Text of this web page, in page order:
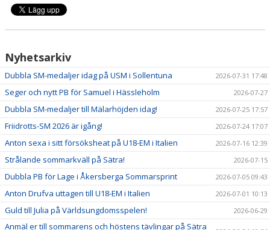
Nyhetsarkiv
Dubbla SM-medaljer idag på USM i Sollentuna 2026-07-31 17:48
Seger och nytt PB för Samuel i Hässleholm 2026-07-27
Dubbla SM-medaljer till Mälarhöjden idag! 2026-07-25 17:57
Friidrotts-SM 2026 är igång! 2026-07-24 17:07
Anton sexa i sitt försöksheat på U18-EM i Italien 2026-07-16 12:39
Strålande sommarkväll på Sätra! 2026-07-15
Dubbla PB för Lage i Åkersberga Sommarsprint 2026-07-05 09:43
Anton Drufva uttagen till U18-EM i Italien 2026-07-01 10:13
Guld till Julia på Världsungdomsspelen! 2026-06-29
Anmäl er till sommarens och höstens tävlingar på Sätra